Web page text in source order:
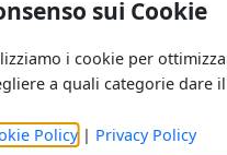
sui Cookie
i cookie per
a quali categorie dare
Policy| Privacy Policy
arrivati i cavi della
che rivolgersi alla
il prodotto
da bassa latenza,